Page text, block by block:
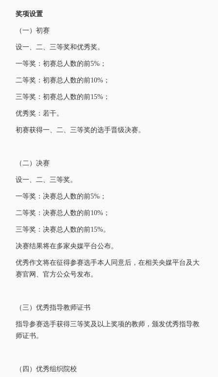
奖项设置
（一）初赛
设一、二、三等奖和优秀奖。
一等奖：初赛总人数的前5%；
二等奖：初赛总人数的前10%；
三等奖：初赛总人数的前15%；
优秀奖：若干。
初赛获得一、二、三等奖的选手晋级决赛。
（二）决赛
设一、二、三等奖。
一等奖：决赛总人数的前5%；
二等奖：决赛总人数的前10%；
三等奖：决赛总人数的前15%。
决赛结果将在多家央媒平台公布。
优秀作文将在征得参赛选手本人同意后，在相关央媒平台及大
赛官网、官方公众号发布。
（三）优秀指导教师证书
指导参赛选手获得三等奖及以上奖项的教师，颁发优秀指导教
师证书。
（四）优秀组织院校